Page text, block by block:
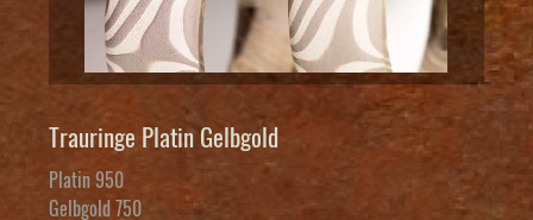
Trauringe Platin Gelbgold
Platin 950
Gelbgold 750